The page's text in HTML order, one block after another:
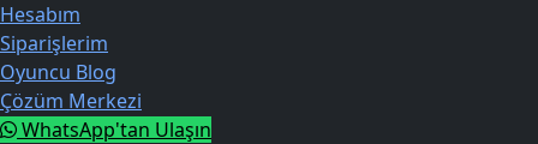
Hesabım
Siparişlerim
Oyuncu Blog
Çözüm Merkezi
WhatsApp'tan Ulaşın